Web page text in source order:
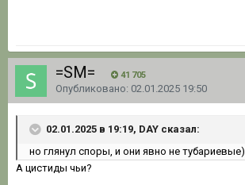
=SM= 41 705
Опубликовано: 02.01.2025 19:50
02.01.2025 в 19:19, DAY сказал:
но глянул споры, и они явно не тубариевые)
А цистиды чьи?